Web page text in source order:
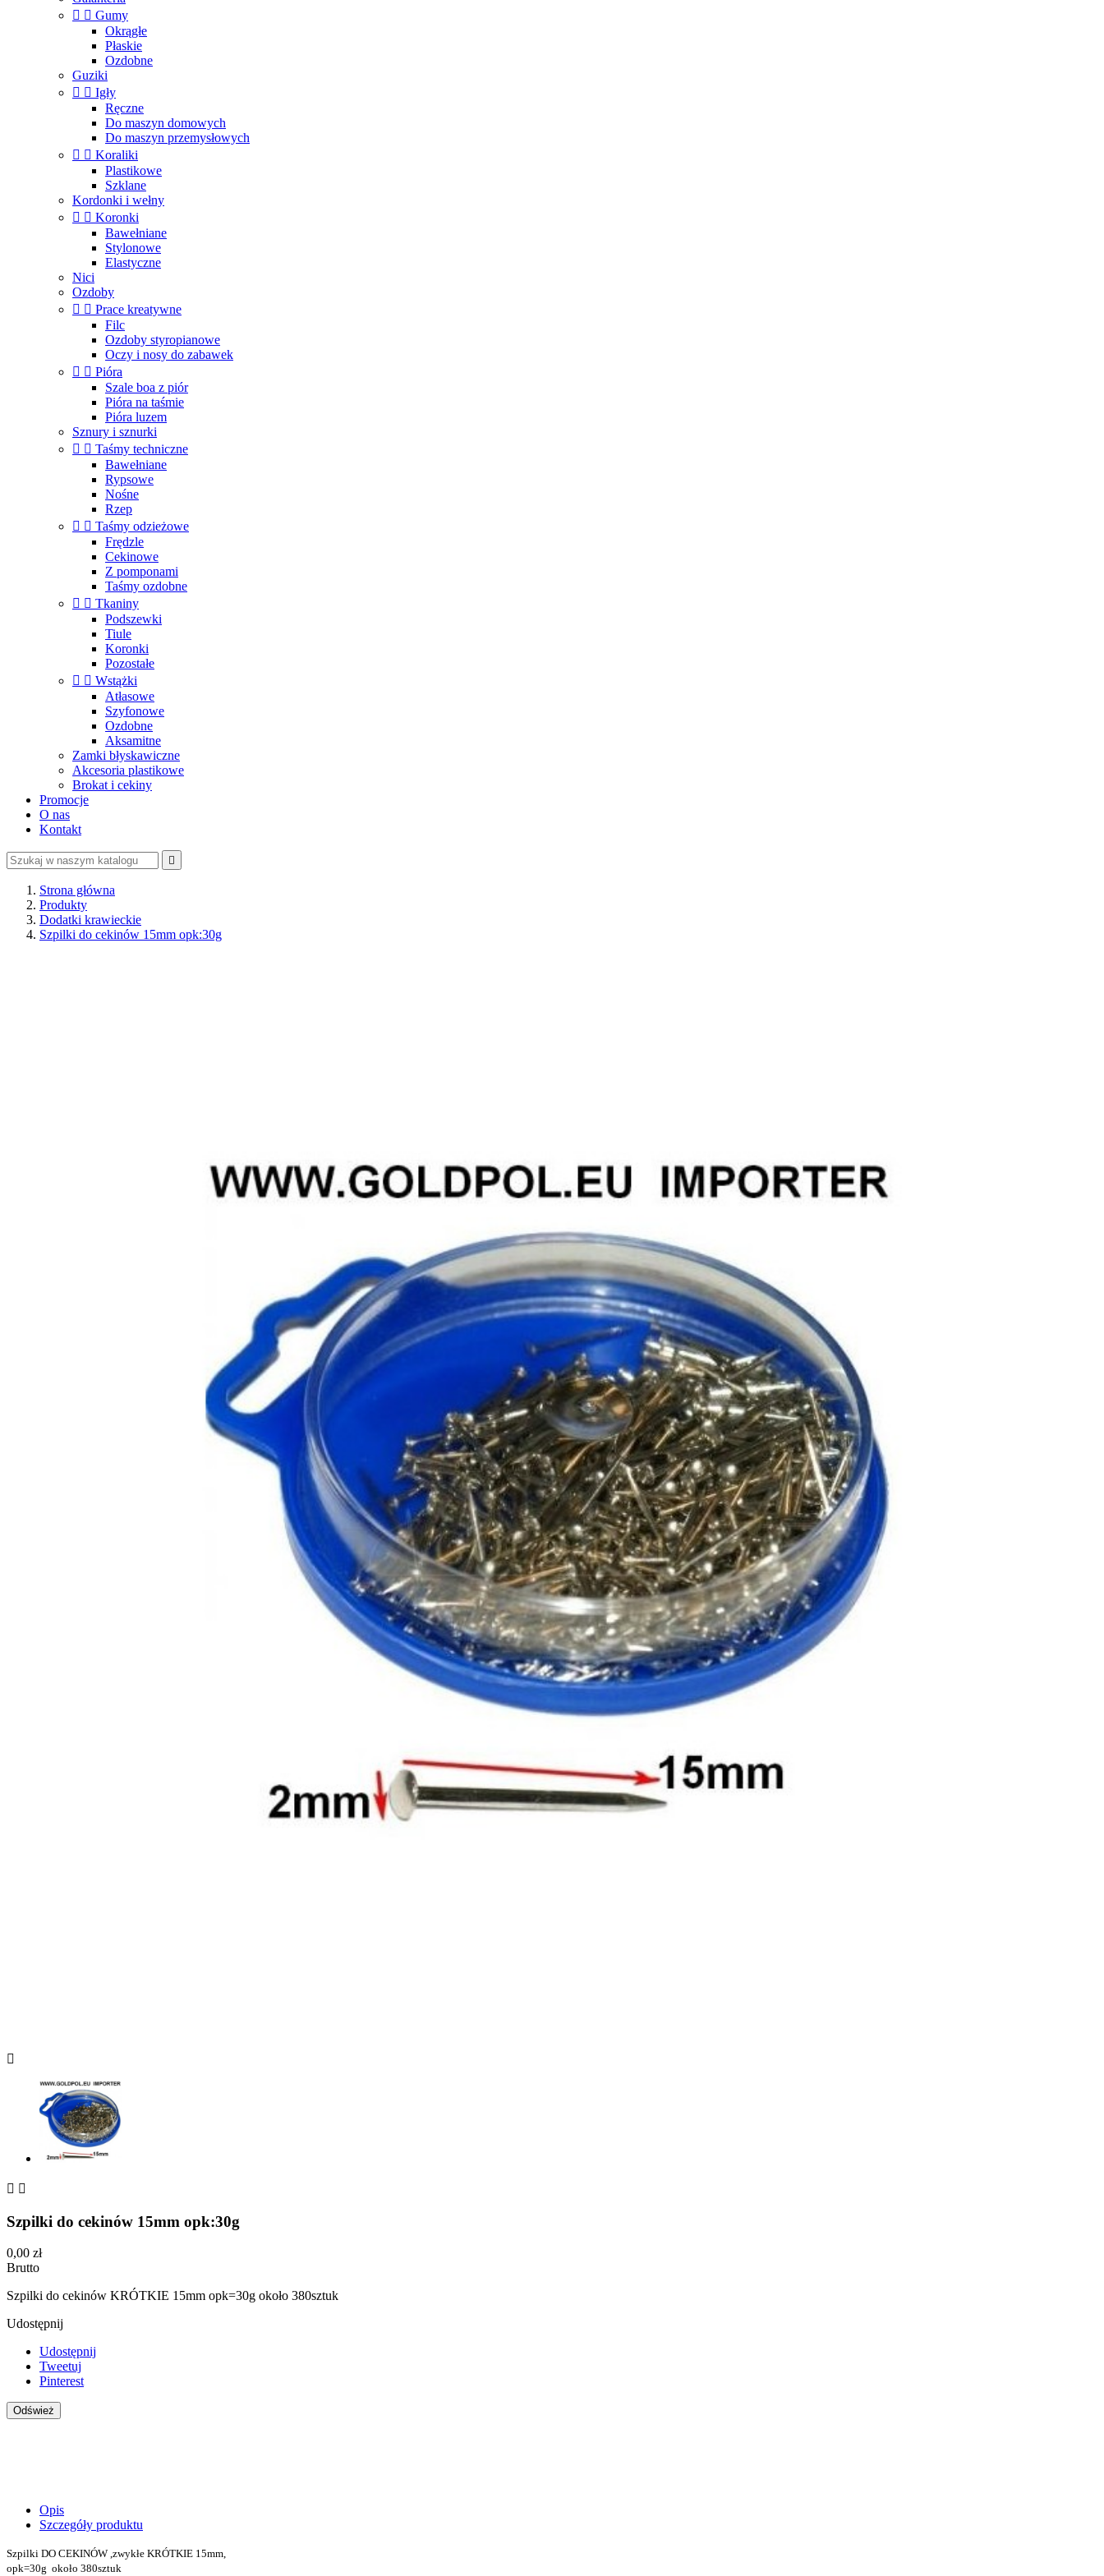
  Gumy
Okrągłe
Płaskie
Ozdobne
Guziki
  Igły
Ręczne
Do maszyn domowych
Do maszyn przemysłowych
  Koraliki
Plastikowe
Szklane
Kordonki i wełny
  Koronki
Bawełniane
Stylonowe
Elastyczne
Nici
Ozdoby
  Prace kreatywne
Filc
Ozdoby styropianowe
Oczy i nosy do zabawek
  Pióra
Szale boa z piór
Pióra na taśmie
Pióra luzem
Sznury i sznurki
  Taśmy techniczne
Bawełniane
Rypsowe
Nośne
Rzep
  Taśmy odzieżowe
Frędzle
Cekinowe
Z pomponami
Taśmy ozdobne
  Tkaniny
Podszewki
Tiule
Koronki
Pozostałe
  Wstążki
Atłasowe
Szyfonowe
Ozdobne
Aksamitne
Zamki błyskawiczne
Akcesoria plastikowe
Brokat i cekiny
Promocje
O nas
Kontakt

Strona główna
Produkty
Dodatki krawieckie
Szpilki do cekinów 15mm opk:30g

 
Szpilki do cekinów 15mm opk:30g
0,00 zł
Brutto
Szpilki do cekinów KRÓTKIE 15mm opk=30g około 380sztuk
Udostępnij
Udostępnij
Tweetuj
Pinterest
Opis
Szczegóły produktu
Szpilki DO CEKINÓW ,zwykłe KRÓTKIE 15mm,
opk=30g około 380sztuk